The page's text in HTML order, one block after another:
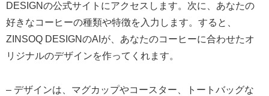
DESIGNの公式サイトにアクセスします。次に、あなたの
好きなコーヒーの種類や特徴を入力します。すると、
ZINSOQ DESIGNのAIが、あなたのコーヒーに合わせたオ
リジナルのデザインを作ってくれます。
– デザインは、マグカップやコースター、トートバッグな